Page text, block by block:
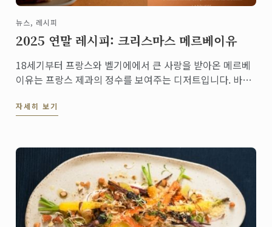
뉴스, 레시피
2025 연말 레시피: 크리스마스 메르베이유
18세기부터 프랑스와 벨기에에서 큰 사랑을 받아온 메르베
이유는 프랑스 제과의 정수를 보여주는 디저트입니다. 바삭
을 장식한 다크 초콜릿 쉐이빙이 어우러져 가벼우면서도 깊
자세히 보기